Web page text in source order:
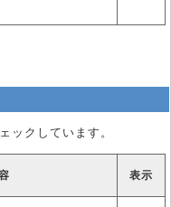
ックしています。
表示